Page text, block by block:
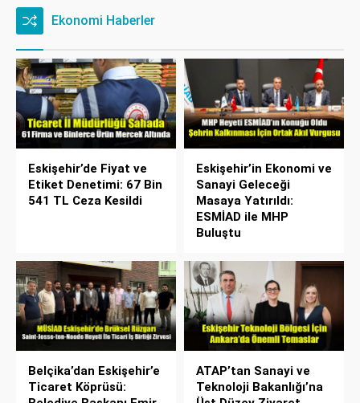
Ekonomi Haberler
Eskişehir’de Fiyat ve
Etiket Denetimi: 67 Bin
541 TL Ceza Kesildi
Eskişehir’in Ekonomi ve
Sanayi Geleceği
Masaya Yatırıldı:
ESMİAD ile MHP
Buluştu
Belçika’dan Eskişehir’e
Ticaret Köprüsü:
ATAP’tan Sanayi ve
Teknoloji Bakanlığı’na